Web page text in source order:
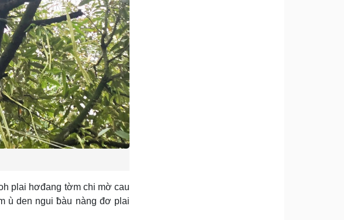
plai hơđang tờm chi mờ cau
ù den ngui ƀàu nàng đơ plai